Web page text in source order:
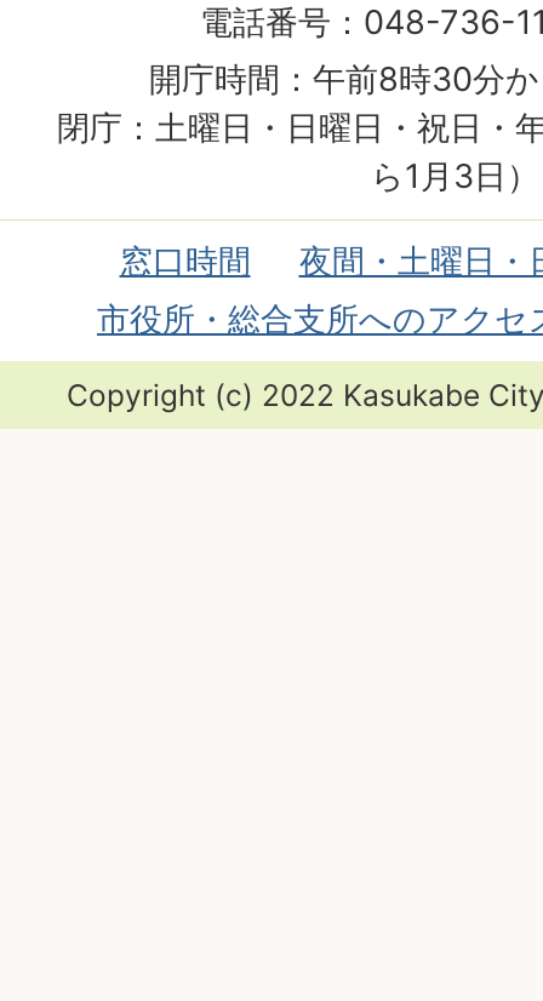
電話番号：048-736-
開庁時間：午前8時30分
閉庁：土曜日・日曜日・祝日・
ら1月3日）
窓口時間
夜間・土曜日・
市役所・総合支所へのアクセ
Copyright (c) 2022 Kasukabe